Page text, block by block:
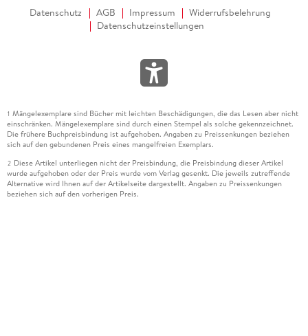
Datenschutz AGB Impressum
Widerrufsbelehrung
Datenschutzeinstellungen
1 Mängelexemplare sind Bücher mit leichten Beschädigungen, die das Lesen aber nicht
einschränken. Mängelexemplare sind durch einen Stempel als solche gekennzeichnet.
Die frühere Buchpreisbindung ist aufgehoben. Angaben zu Preissenkungen beziehen
sich auf den gebundenen Preis eines mangelfreien Exemplars.
2 Diese Artikel unterliegen nicht der Preisbindung, die Preisbindung dieser Artikel
wurde aufgehoben oder der Preis wurde vom Verlag gesenkt. Die jeweils zutreffende
Alternative wird Ihnen auf der Artikelseite dargestellt. Angaben zu Preissenkungen
beziehen sich auf den vorherigen Preis.